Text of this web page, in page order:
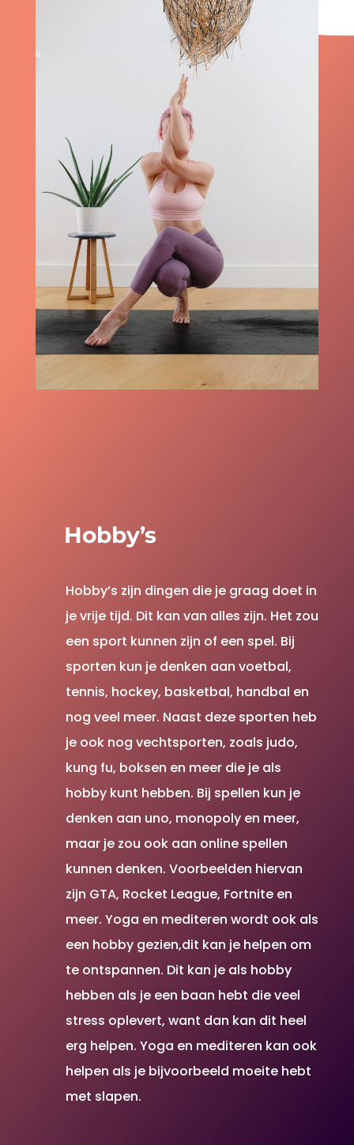
Hobby’s
Hobby’s zijn dingen die je graag doet in
je vrije tijd. Dit kan van alles zijn. Het zou
een sport kunnen zijn of een spel. Bij
sporten kun je denken aan voetbal,
tennis, hockey, basketbal, handbal en
nog veel meer. Naast deze sporten heb
je ook nog vechtsporten, zoals judo,
kung fu, boksen en meer die je als
hobby kunt hebben. Bij spellen kun je
denken aan uno, monopoly en meer,
maar je zou ook aan online spellen
kunnen denken. Voorbeelden hiervan
zijn GTA, Rocket League, Fortnite en
meer. Yoga en mediteren wordt ook als
een hobby gezien,dit kan je helpen om
te ontspannen. Dit kan je als hobby
hebben als je een baan hebt die veel
stress oplevert, want dan kan dit heel
erg helpen. Yoga en mediteren kan ook
helpen als je bijvoorbeeld moeite hebt
met slapen.